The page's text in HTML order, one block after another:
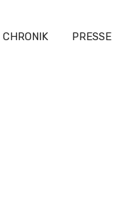
CHRONIK PRESSE